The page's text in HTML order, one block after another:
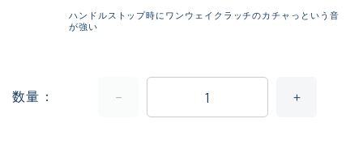
ハンドルストップ時にワンウェイクラッチのカチャっという音
が強い
数量